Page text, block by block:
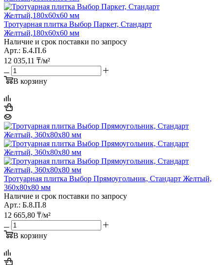
Тротуарная плитка Выбор Паркет, Стандарт
Желтый,180х60х60 мм
Наличие и срок поставки по запросу
Арт.: Б.4.П.6
12 035,11 ₸/м²
В корзину
Тротуарная плитка Выбор Прямоугольник, Стандарт Желтый,
360х80х80 мм
Наличие и срок поставки по запросу
Арт.: Б.8.П.8
12 665,80 ₸/м²
В корзину